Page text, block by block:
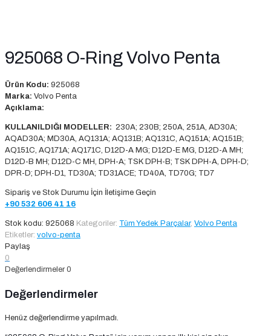
925068 O-Ring Volvo Penta
Ürün Kodu: 925068
Marka: Volvo Penta
Açıklama:
KULLANILDIĞI MODELLER: 230A; 230B; 250A, 251A, AD30A;
AQAD30A; MD30A, AQ131A; AQ131B; AQ131C, AQ151A; AQ151B;
AQ151C, AQ171A; AQ171C, D12D-A MG; D12D-E MG, D12D-A MH;
D12D-B MH; D12D-C MH, DPH-A; TSK DPH-B; TSK DPH-A, DPH-D;
DPR-D; DPH-D1, TD30A; TD31ACE; TD40A, TD70G; TD7
Sipariş ve Stok Durumu İçin İletişime Geçin
+90 532 606 41 16
Stok kodu: 925068 Kategoriler: Tüm Yedek Parçalar, Volvo Penta
Etiketler: volvo-penta
Paylaş
0
Değerlendirmeler 0
Değerlendirmeler
Henüz değerlendirme yapılmadı.